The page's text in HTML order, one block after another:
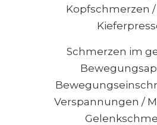
Kopfschmerzen
Schmerzen im
Verspannungen /